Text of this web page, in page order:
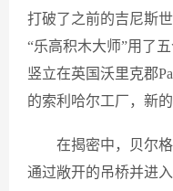
打破了之前的吉尼斯
“乐高积木大师”用了
竖立在英国沃里克郡
的索利哈尔工厂，新
在揭密中，贝尔
通过敞开的吊桥并进